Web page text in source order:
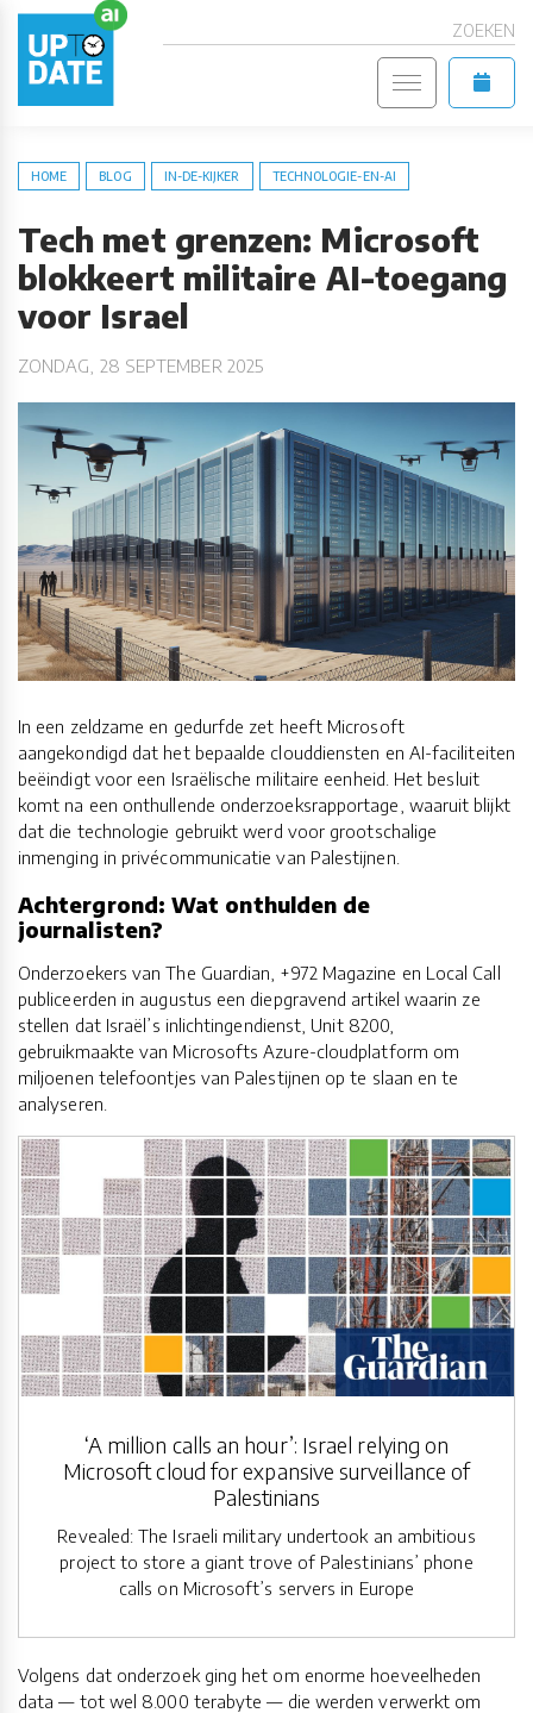
ZOEKEN
HOME BLOG IN-DE-KIJKER TECHNOLOGIE-EN-AI
Tech met grenzen: Microsoft
blokkeert militaire AI-toegang
voor Israel
ZONDAG, 28 SEPTEMBER 2025
In een zeldzame en gedurfde zet heeft Microsoft
aangekondigd dat het bepaalde clouddiensten en AI-faciliteiten
beëindigt voor een Israëlische militaire eenheid. Het besluit
komt na een onthullende onderzoeksrapportage, waaruit blijkt
dat die technologie gebruikt werd voor grootschalige
inmenging in privécommunicatie van Palestijnen.
Achtergrond: Wat onthulden de
journalisten?
Onderzoekers van The Guardian, +972 Magazine en Local Call
publiceerden in augustus een diepgravend artikel waarin ze
stellen dat Israël’s inlichtingendienst, Unit 8200,
gebruikmaakte van Microsofts Azure-cloudplatform om
miljoenen telefoontjes van Palestijnen op te slaan en te
analyseren.
‘A million calls an hour’: Israel relying on
Microsoft cloud for expansive surveillance of
Palestinians
Revealed: The Israeli military undertook an ambitious
project to store a giant trove of Palestinians’ phone
calls on Microsoft’s servers in Europe
Volgens dat onderzoek ging het om enorme hoeveelheden
data — tot wel 8.000 terabyte — die werden verwerkt om